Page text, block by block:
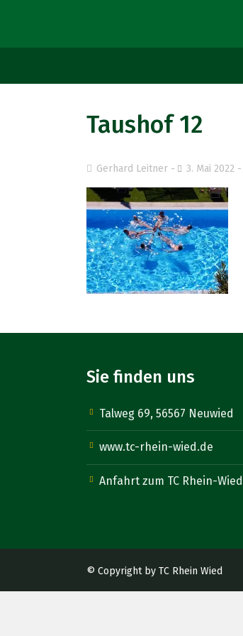
Taushof 12
Gerhard Leitner 3. Mai 2022
Sie finden uns
Talweg 69, 56567 Neuwied
www.tc-rhein-wied.de
Anfahrt zum TC Rhein-Wied
© Copyright by TC Rhein Wied